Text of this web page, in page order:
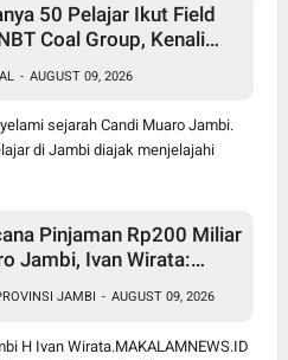
50 Pelajar Ikut Field
Coal Group, Kenali
- AUGUST 09, 2026
sejarah Candi Muaro Jambi.
di Jambi diajak menjelajahi
Pinjaman Rp200 Miliar
Jambi, Ivan Wirata:
JAMBI - AUGUST 09, 2026
H Ivan Wirata.MAKALAMNEWS.ID